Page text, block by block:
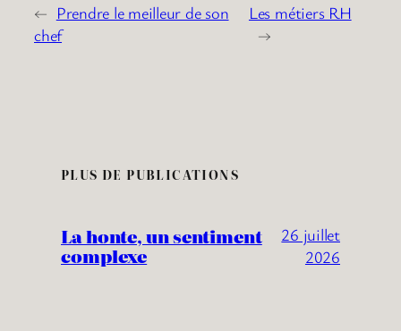
← Prendre le meilleur de son
chef
Les métiers RH
→
PLUS DE PUBLICATIONS
La honte, un sentiment
complexe
26 juillet
2026